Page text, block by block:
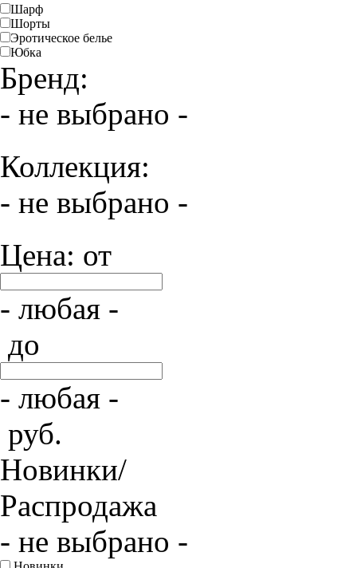
Шарф
Шорты
Эротическое белье
Юбка
Бренд:
- не выбрано -
Коллекция:
- не выбрано -
Цена: от
- любая -
до
- любая -
руб.
Новинки/
Распродажа
- не выбрано -